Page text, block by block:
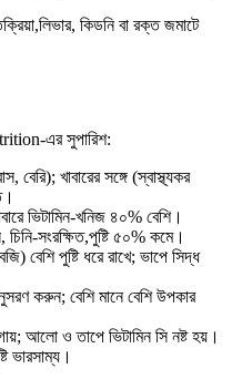
কিডনি বা রক্ত জমাটে
এর সুপারিশ:
বেরি); খাবারের সঙ্গে (স্বাস্থ্যকর
ভিটামিন-খনিজ ৪০% বেশি।
চিনি-সংরক্ষিত,পুষ্টি ৫০% কমে।
বেশি পুষ্টি ধরে রাখে; ভাপে সিদ্ধ
করুন; বেশি মানে বেশি উপকার
আলো ও তাপে ভিটামিন সি নষ্ট হয়।
ভারসাম্য।